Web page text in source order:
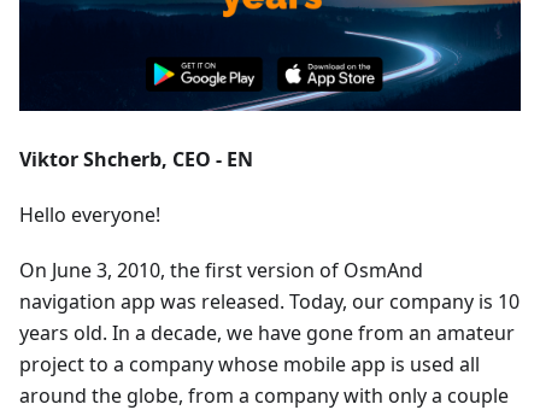
Viktor Shcherb, CEO - EN
Hello everyone!
On June 3, 2010, the first version of OsmAnd
navigation app was released. Today, our company is 10
years old. In a decade, we have gone from an amateur
project to a company whose mobile app is used all
around the globe, from a company with only a couple